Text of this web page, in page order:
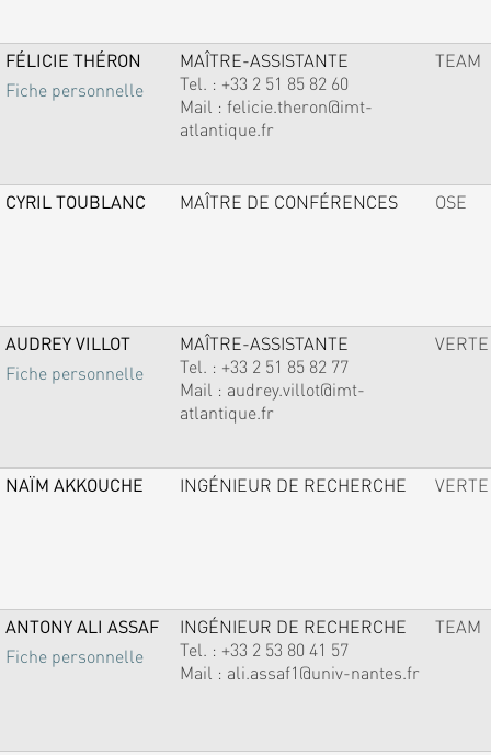
FÉLICIE THÉRON
Fiche personnelle
MAÎTRE-ASSISTANTE
Tel. : +33 2 51 85 82 60
Mail : felicie.theron@imt-
atlantique.fr
TEAM
CYRIL TOUBLANC MAÎTRE DE CONFÉRENCES OSE
AUDREY VILLOT
Fiche personnelle
MAÎTRE-ASSISTANTE
Tel. : +33 2 51 85 82 77
Mail : audrey.villot@imt-
atlantique.fr
VERTE
NAÏM AKKOUCHE INGÉNIEUR DE RECHERCHE VERTE
ANTONY ALI ASSAF
Fiche personnelle
INGÉNIEUR DE RECHERCHE
Tel. : +33 2 53 80 41 57
Mail : ali.assaf1@univ-nantes.fr
TEAM